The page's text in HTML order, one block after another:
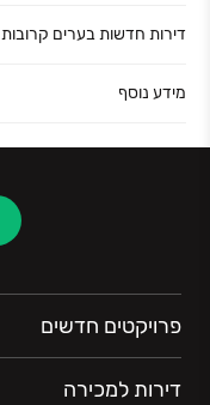
דירות חדשות בערים קרובות
מידע נוסף
פרויקטים חדשים
דירות למכירה